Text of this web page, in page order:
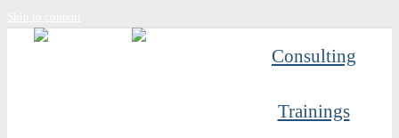
Consulting
Trainings